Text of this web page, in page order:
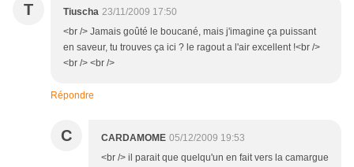
T Tiuscha 23/11/2009 17:50
<br /> Jamais goûté le boucané, mais j'imagine ça puissant
en saveur, tu trouves ça ici ? le ragout a l'air excellent !<br />
<br /> <br />
Répondre
C CARDAMOME 05/12/2009 19:53
<br /> il parait que quelqu'un en fait vers la camargue